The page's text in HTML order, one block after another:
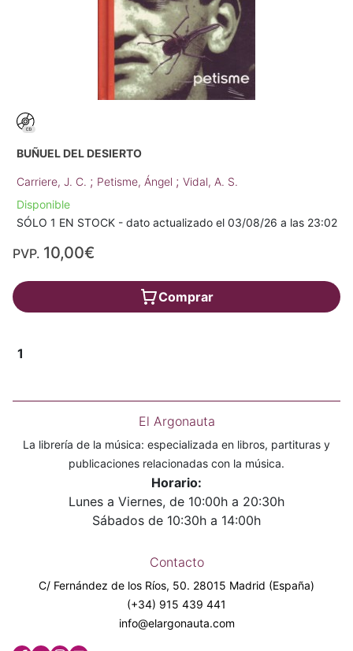
BUÑUEL DEL DESIERTO
Carriere, J. C. ; Petisme, Ángel ; Vidal, A. S.
Disponible
SÓLO 1 EN STOCK - dato actualizado el 03/08/26 a las 23:02
PVP. 10,00€
Comprar
1
El Argonauta
La librería de la música: especializada en libros, partituras y
publicaciones relacionadas con la música.
Horario:
Lunes a Viernes, de 10:00h a 20:30h
Sábados de 10:30h a 14:00h
Contacto
C/ Fernández de los Ríos, 50. 28015 Madrid (España)
(+34) 915 439 441
info@elargonauta.com